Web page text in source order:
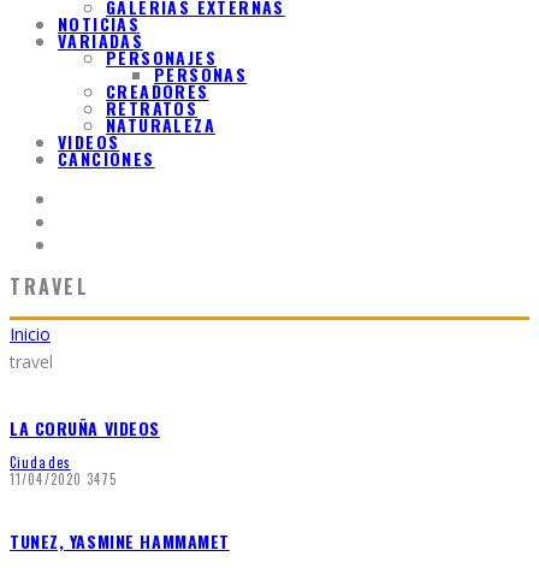
GALERIAS EXTERNAS
NOTICIAS
VARIADAS
PERSONAJES
PERSONAS
CREADORES
RETRATOS
NATURALEZA
VIDEOS
CANCIONES
TRAVEL
Inicio
travel
LA CORUÑA VIDEOS
Ciudades
11/04/2020 3475
TUNEZ, YASMINE HAMMAMET